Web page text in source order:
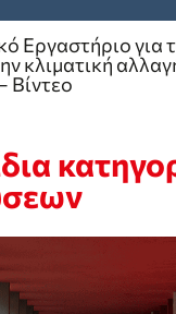
Εργαστήριο για
κλιματική
Βίντεο